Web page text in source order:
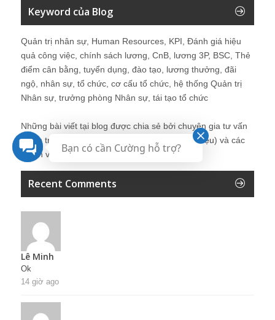
Keyword của Blog
Quản trị nhân sự, Human Resources, KPI, Đánh giá hiệu
quả công việc, chính sách lương, CnB, lương 3P, BSC, Thẻ
điểm cân bằng, tuyển dụng, đào tạo, lương thưởng, đãi
ngộ, nhân sự, tổ chức, cơ cấu tổ chức, hệ thống Quản trị
Nhân sự, trưởng phòng Nhân sự, tái tạo tổ chức
Những bài viết tại blog được chia sẻ bởi chuyên gia tư vấn
Quản trị Nhân sự Nguyễn Hùng Cường (
giới thiệu) và các
thành viên khác trong cộng đồng Nhân sự.
Recent Comments
Lê Minh
Ok
14 giờ ago
Bạn có cần Cường hỗ trợ?